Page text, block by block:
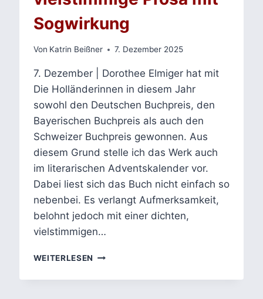
Sogwirkung
Von Katrin Beißner 7. Dezember 2025
7. Dezember | Dorothee Elmiger hat mit
Die Holländerinnen in diesem Jahr
sowohl den Deutschen Buchpreis, den
Bayerischen Buchpreis als auch den
Schweizer Buchpreis gewonnen. Aus
diesem Grund stelle ich das Werk auch
im literarischen Adventskalender vor.
Dabei liest sich das Buch nicht einfach so
nebenbei. Es verlangt Aufmerksamkeit,
belohnt jedoch mit einer dichten,
vielstimmigen…
WEITERLESEN DIE
VON